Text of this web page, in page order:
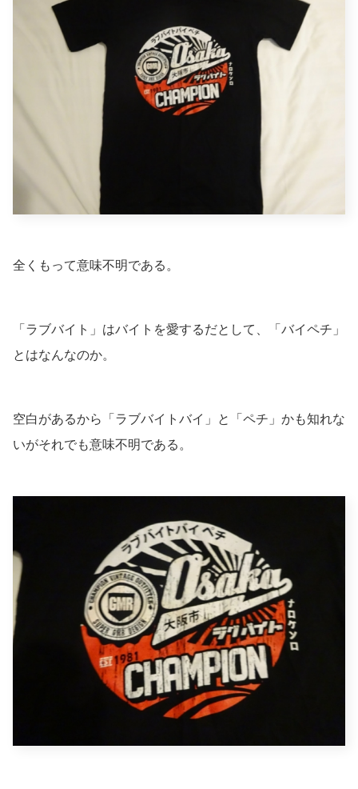
全くもって意味不明である。
「ラブバイト」はバイトを愛するだとして、「バイペチ」
とはなんなのか。
空白があるから「ラブバイトバイ」と「ペチ」かも知れな
いがそれでも意味不明である。